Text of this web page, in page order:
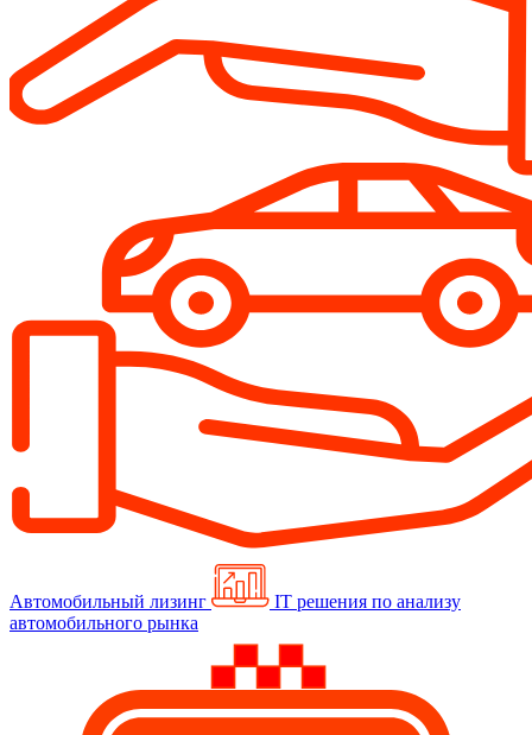
Автомобильный лизинг
IT решения по анализу
автомобильного рынка